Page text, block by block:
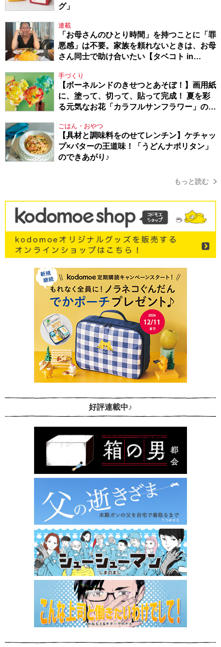
グ」
連載
「お母さんのひとり時間」を持つことに「罪
悪感」は不要。家族を頼れないときは、お母
さん同士で助け合いたい【タベコト in
手づくり
【ボーネルンドのきせつとあそぼ！】画用紙
に、塗って、切って、貼って完成！ 夏を彩
る元気なお花「カラフルサンフラワー」の作
ごはん・おやつ
【具材と調味料をのせてレンチン】ケチャッ
プ×バターの王道味！「うどんナポリタン」
のできあがり♪
もっと読む
好評連載中♪